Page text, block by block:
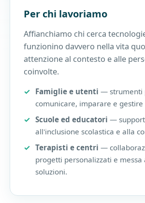
Per chi lavoriamo
Affianchiamo chi cerca
funzionino davvero nella vita
attenzione al contesto e alle
coinvolte.
Famiglie e utenti — strumenti
comunicare, imparare e
Scuole ed educatori —
all'inclusione scolastica e alla
Terapisti e centri —
progetti personalizzati e messa
soluzioni.